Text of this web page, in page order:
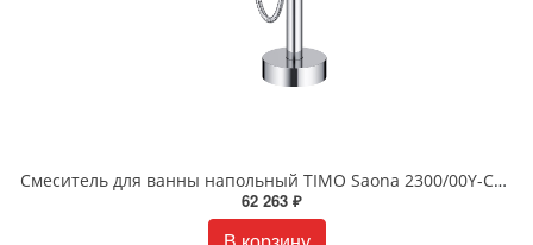
Смеситель для ванны напольный TIMO Saona 2300/00Y-CR хром
62 263 ₽